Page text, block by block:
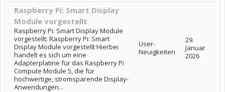
Raspberry Pi: Smart Display
Module vorgestellt
Raspberry Pi: Smart Display Module
vorgestellt: Raspberry Pi: Smart
Display Module vorgestellt Hierbei
handelt es sich um eine
Adapterplatine für das Raspberry Pi
Compute Module 5, die für
hochwertige, stromsparende Display-
Anwendungen...
User-
Neuigkeiten
29.
Januar
2026